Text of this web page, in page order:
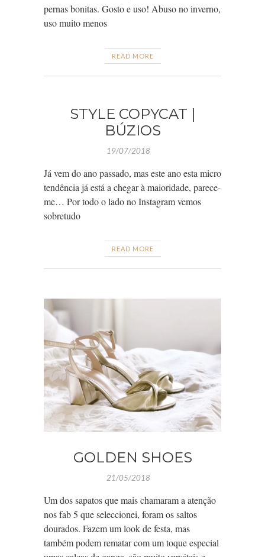
pernas bonitas. Gosto e uso! Abuso no inverno,
uso muito menos
READ MORE
STYLE COPYCAT |
BÚZIOS
19/07/2018
Já vem do ano passado, mas este ano esta micro
tendência já está a chegar à maioridade, parece-
me… Por todo o lado no Instagram vemos
sobretudo
READ MORE
GOLDEN SHOES
21/05/2018
Um dos sapatos que mais chamaram a atenção
nos fab 5 que seleccionei, foram os saltos
dourados. Fazem um look de festa, mas
também podem rematar com um toque especial